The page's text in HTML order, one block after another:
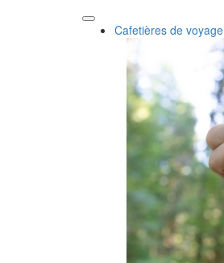
Cafetières de voyage